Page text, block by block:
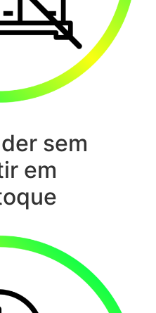
sem
em